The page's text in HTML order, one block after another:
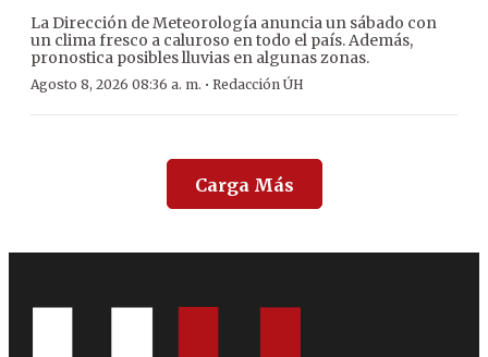
La Dirección de Meteorología anuncia un sábado con
un clima fresco a caluroso en todo el país. Además,
pronostica posibles lluvias en algunas zonas.
Agosto 8, 2026 08:36 a. m. · Redacción ÚH
Carga Más